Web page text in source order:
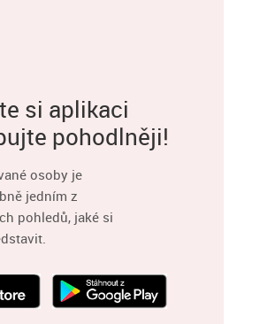
si aplikaci
pohodlněji!
osoby je
jedním z
pohledů, jaké si